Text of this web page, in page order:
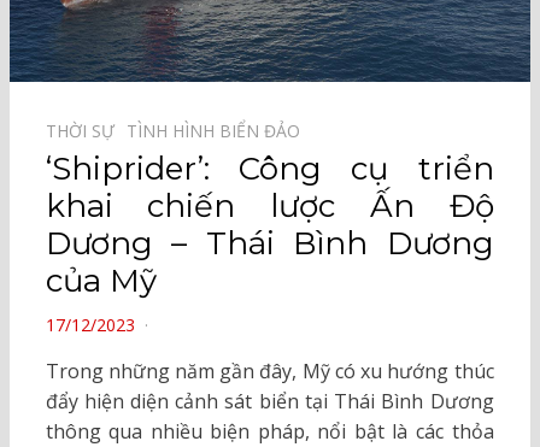
THỜI SỰ⠀ TÌNH HÌNH BIỂN ĐẢO⠀
‘Shiprider’: Công cụ triển
khai chiến lược Ấn Độ
Dương – Thái Bình Dương
của Mỹ
POSTED
17/12/2023
Trong những năm gần đây, Mỹ có xu hướng thúc
đẩy hiện diện cảnh sát biển tại Thái Bình Dương
thông qua nhiều biện pháp, nổi bật là các thỏa